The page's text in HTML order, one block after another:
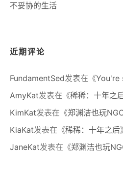
不妥协的生活
近期评论
FundamentSed发表在《You're
AmyKat发表在《稀稀：十年之
KimKat发表在《郑渊洁也玩
KiaKat发表在《稀稀：十年之后
JaneKat发表在《郑渊洁也玩